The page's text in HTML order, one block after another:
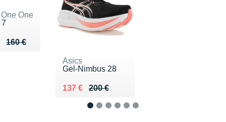
One
160 €
de 160 €
119 €
Asics
Gel-Nimbus 28
200 €
Au lieu de 200 €
137 €
Vendu 137 €